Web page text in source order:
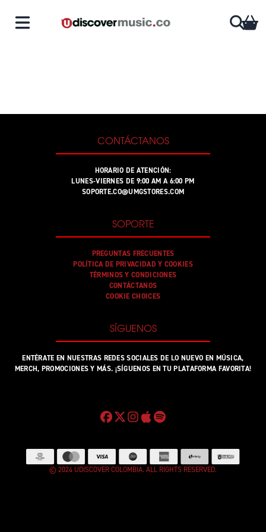
CONTÁCTANOS
HORARIO DE ATENCIÓN:
LUNES-VIERNES DE 9:00 AM A 6:00 PM
SOPORTE.CO@UMGSTORES.COM
SOPORTE
PREGUNTAS FRECUENTES
POLÍTICA DE PRIVACIDAD Y COOKIES
TÉRMINOS Y CONDICIONES
CONTÁCTANOS
COOKIE CHOICES
SÍGUENOS
ENTÉRATE EN NUESTRAS REDES SOCIALES DE LO NUEVO EN MÚSICA,
MERCH, PROMOCIONES Y MÁS. ¡SÍGUENOS EN TU PLATAFORMA FAVORITA!
© 2024 UDISCOVER COLOMBIA. ALL RIGHTS RESERVED.